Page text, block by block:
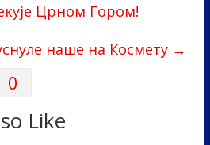
Црном Гором!
наше на Космету →
0
Like